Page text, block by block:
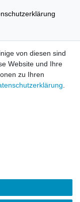
HL-
Produktbilder
zeigt der Shop 0,00
LEGENDS OF
und MIXELS sind
von diesen sind
Website und Ihre
zu Ihren